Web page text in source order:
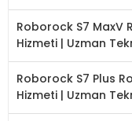
Roborock S7 MaxV
Hizmeti | Uzman
Roborock S7 Plus
Hizmeti | Uzman